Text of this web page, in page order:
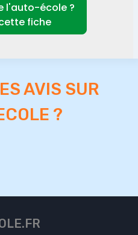
l'auto-école ?
fiche
AVIS SUR
?